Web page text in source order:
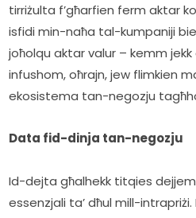
tirriżulta f’għarfien ferm aktar
isfidi min-naħa tal-kumpaniji
joħolqu aktar valur – kemm
infushom, oħrajn, jew flimkien
ekosistema tan-negozju
Data fid-dinja tan-negozju
Id-dejta għalhekk titqies
essenzjali ta’ dħul mill-